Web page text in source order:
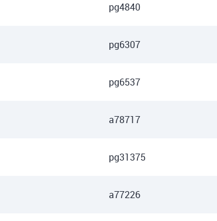
pg4840
pg6307
pg6537
a78717
pg31375
a77226